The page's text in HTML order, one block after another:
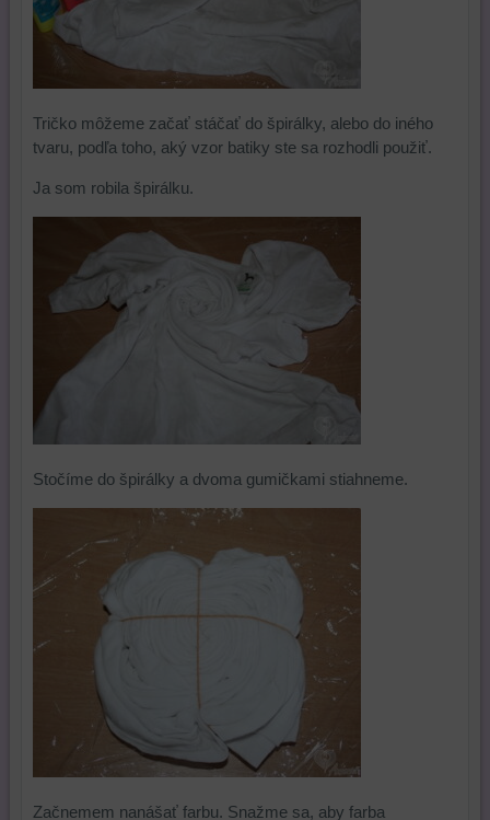
Tričko môžeme začať stáčať do špirálky, alebo do iného
tvaru, podľa toho, aký vzor batiky ste sa rozhodli použiť.
Ja som robila špirálku.
Stočíme do špirálky a dvoma gumičkami stiahneme.
Začnemem nanášať farbu. Snažme sa, aby farba